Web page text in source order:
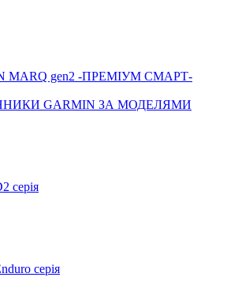
MARQ gen2 -ПРЕМІУМ СМАРТ-
GARMIN ЗА МОДЕЛЯМИ
серія
серія